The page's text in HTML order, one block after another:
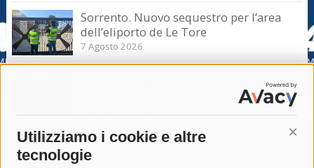
Utilizziamo i cookie e altre
tecnologie
Sorrento. Nuovo sequestro per l’area
dell’eliporto de Le Tore
7 Agosto 2026
Sorrento. Aggredisce sessualmente una
turista e le strappa il portafogli, fermato